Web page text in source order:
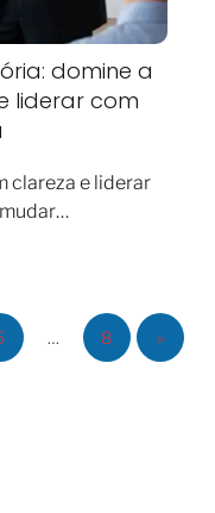
domine a
liderar com
clareza e liderar
… 8 »